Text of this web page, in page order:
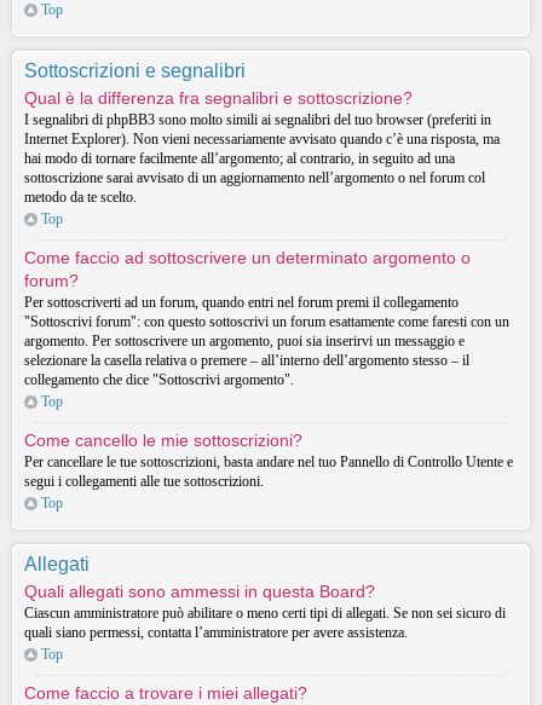
Top
Sottoscrizioni e segnalibri
Qual è la differenza fra segnalibri e sottoscrizione?
I segnalibri di phpBB3 sono molto simili ai segnalibri del tuo browser (preferiti in
Internet Explorer). Non vieni necessariamente avvisato quando c’è una risposta, ma
hai modo di tornare facilmente all’argomento; al contrario, in seguito ad una
sottoscrizione sarai avvisato di un aggiornamento nell’argomento o nel forum col
metodo da te scelto.
Top
Come faccio ad sottoscrivere un determinato argomento o
forum?
Per sottoscriverti ad un forum, quando entri nel forum premi il collegamento
"Sottoscrivi forum": con questo sottoscrivi un forum esattamente come faresti con un
argomento. Per sottoscrivere un argomento, puoi sia inserirvi un messaggio e
selezionare la casella relativa o premere – all’interno dell’argomento stesso – il
collegamento che dice "Sottoscrivi argomento".
Top
Come cancello le mie sottoscrizioni?
Per cancellare le tue sottoscrizioni, basta andare nel tuo Pannello di Controllo Utente e
segui i collegamenti alle tue sottoscrizioni.
Top
Allegati
Quali allegati sono ammessi in questa Board?
Ciascun amministratore può abilitare o meno certi tipi di allegati. Se non sei sicuro di
quali siano permessi, contatta l’amministratore per avere assistenza.
Top
Come faccio a trovare i miei allegati?